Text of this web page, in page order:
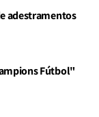
adestramentos
Fútbol"